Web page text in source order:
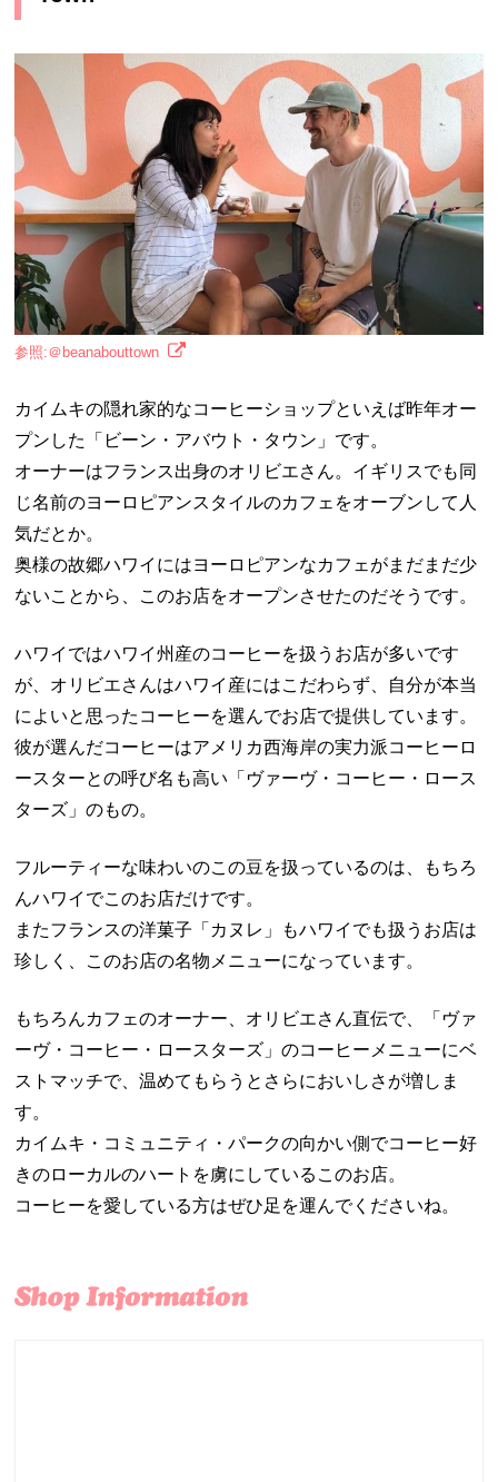
参照:＠beanabouttown
カイムキの隠れ家的なコーヒーショップといえば昨年オー
プンした「ビーン・アバウト・タウン」です。
オーナーはフランス出身のオリビエさん。イギリスでも同
じ名前のヨーロピアンスタイルのカフェをオーブンして人
気だとか。
奥様の故郷ハワイにはヨーロピアンなカフェがまだまだ少
ないことから、このお店をオープンさせたのだそうです。
ハワイではハワイ州産のコーヒーを扱うお店が多いです
が、オリビエさんはハワイ産にはこだわらず、自分が本当
によいと思ったコーヒーを選んでお店で提供しています。
彼が選んだコーヒーはアメリカ西海岸の実力派コーヒーロ
ースターとの呼び名も高い「ヴァーヴ・コーヒー・ロース
ターズ」のもの。
フルーティーな味わいのこの豆を扱っているのは、もちろ
んハワイでこのお店だけです。
またフランスの洋菓子「カヌレ」もハワイでも扱うお店は
珍しく、このお店の名物メニューになっています。
もちろんカフェのオーナー、オリビエさん直伝で、「ヴァ
ーヴ・コーヒー・ロースターズ」のコーヒーメニューにベ
ストマッチで、温めてもらうとさらにおいしさが増しま
す。
カイムキ・コミュニティ・パークの向かい側でコーヒー好
きのローカルのハートを虜にしているこのお店。
コーヒーを愛している方はぜひ足を運んでくださいね。